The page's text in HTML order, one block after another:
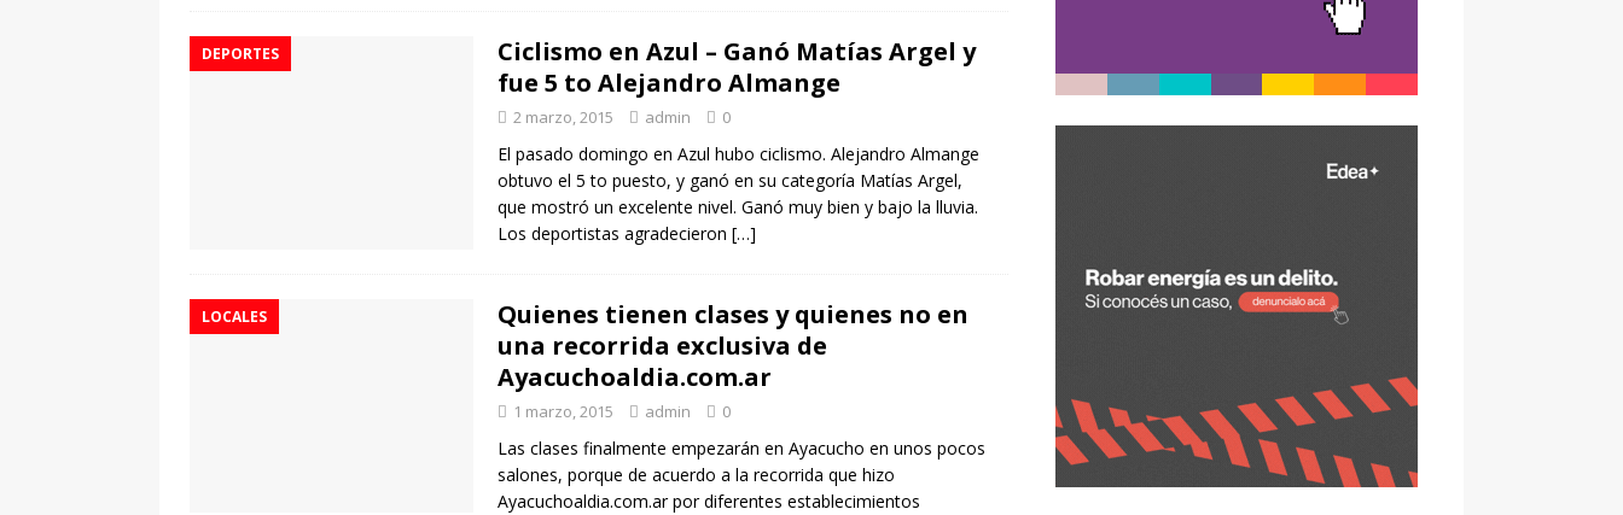
DEPORTES
Ciclismo en Azul – Ganó Matías Argel y
fue 5 to Alejandro Almange
2 marzo, 2015 admin 0
El pasado domingo en Azul hubo ciclismo. Alejandro Almange
obtuvo el 5 to puesto, y ganó en su categoría Matías Argel,
que mostró un excelente nivel. Ganó muy bien y bajo la lluvia.
Los deportistas agradecieron […]
LOCALES
Quienes tienen clases y quienes no en
una recorrida exclusiva de
Ayacuchoaldia.com.ar
1 marzo, 2015 admin 0
Las clases finalmente empezarán en Ayacucho en unos pocos
salones, porque de acuerdo a la recorrida que hizo
Ayacuchoaldia.com.ar por diferentes establecimientos